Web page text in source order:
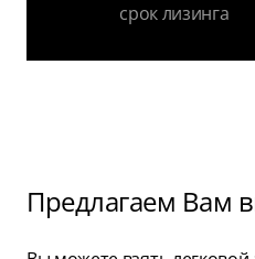
срок лизинга
Предлагаем Вам